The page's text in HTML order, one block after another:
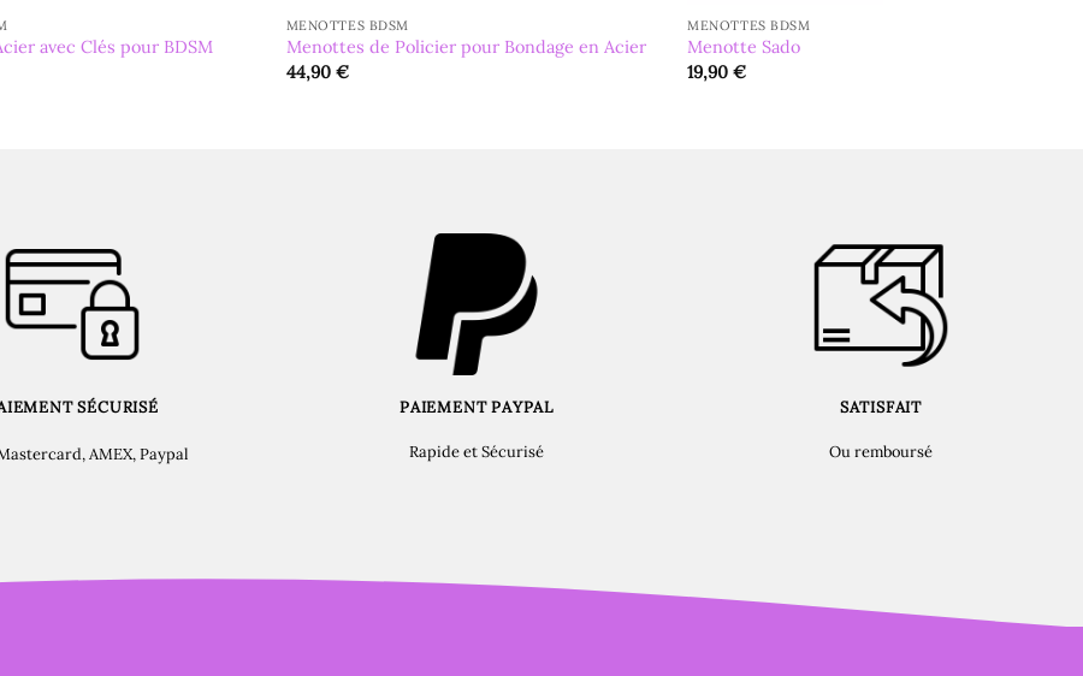
avec Clés pour BDSM
MENOTTES BDSM
Menottes de Policier pour Bondage en Acier
44,90 €
MENOTTES BDSM
Menotte Sado
19,90€
SÉCURISÉ
AMEX, Paypal
PAIEMENT PAYPAL
Rapide et Sécurisé
SATISFAIT
Ou remboursé